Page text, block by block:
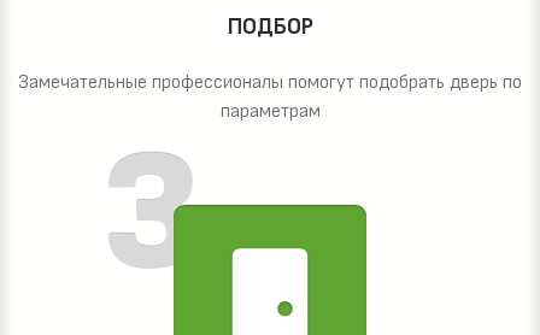
ПОДБОР
Замечательные профессионалы помогут подобрать дверь по
параметрам